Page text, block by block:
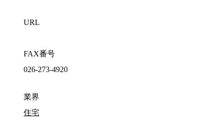
URL
FAX番号
026-273-4920
業界
住宅